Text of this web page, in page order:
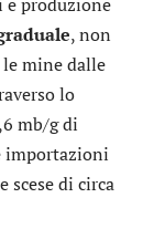
, non
mine dalle
lo
mb/g di
importazioni
scese di circa